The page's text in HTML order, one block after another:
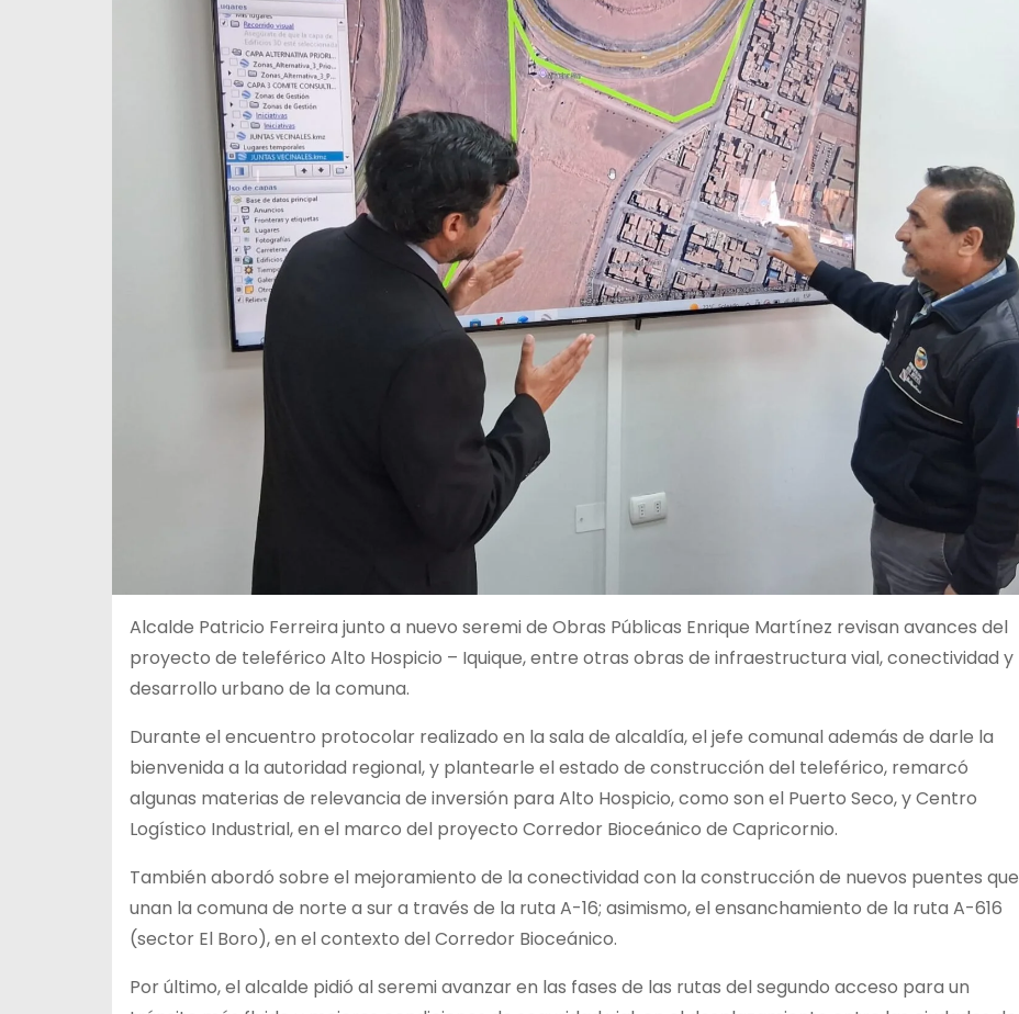
Alcalde Patricio Ferreira junto a nuevo seremi de Obras Públicas Enrique Martínez revisan avances del
proyecto de teleférico Alto Hospicio – Iquique, entre otras obras de infraestructura vial, conectividad y
desarrollo urbano de la comuna.
Durante el encuentro protocolar realizado en la sala de alcaldía, el jefe comunal además de darle la
bienvenida a la autoridad regional, y plantearle el estado de construcción del teleférico, remarcó
algunas materias de relevancia de inversión para Alto Hospicio, como son el Puerto Seco, y Centro
Logístico Industrial, en el marco del proyecto Corredor Bioceánico de Capricornio.
También abordó sobre el mejoramiento de la conectividad con la construcción de nuevos puentes que
unan la comuna de norte a sur a través de la ruta A-16; asimismo, el ensanchamiento de la ruta A-616
(sector El Boro), en el contexto del Corredor Bioceánico.
Por último, el alcalde pidió al seremi avanzar en las fases de las rutas del segundo acceso para un